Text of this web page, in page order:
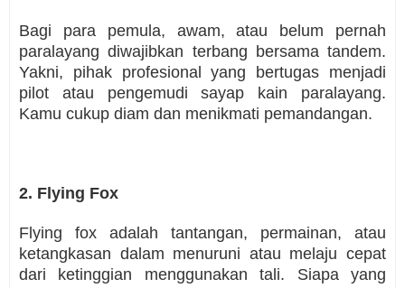
Bagi para pemula, awam, atau belum pernah
paralayang diwajibkan terbang bersama tandem.
Yakni, pihak profesional yang bertugas menjadi
pilot atau pengemudi sayap kain paralayang.
Kamu cukup diam dan menikmati pemandangan.
2. Flying Fox
Flying fox adalah tantangan, permainan, atau
ketangkasan dalam menuruni atau melaju cepat
dari ketinggian menggunakan tali. Siapa yang